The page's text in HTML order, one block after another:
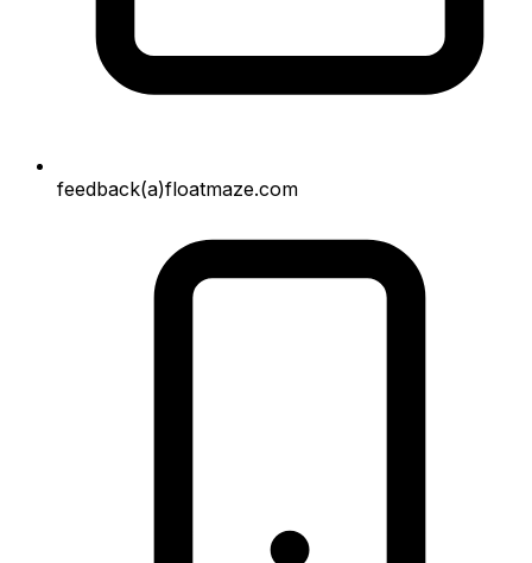
feedback(a)floatmaze.com